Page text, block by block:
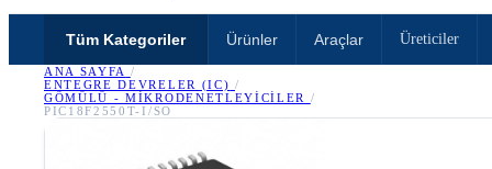
Tüm Kategoriler Ürünler Araçlar Üreticiler
ANA SAYFA /
ENTEGRE DEVRELER (IC) /
GÖMÜLÜ - MIKRODENETLEYICILER
/
PIC18F2550T-I/SO